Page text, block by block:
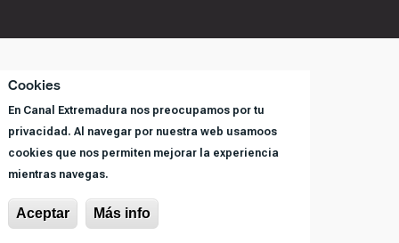
Cookies
En Canal Extremadura nos preocupamos por tu
privacidad. Al navegar por nuestra web usamoos
cookies que nos permiten mejorar la experiencia
mientras navegas.
Aceptar Más info